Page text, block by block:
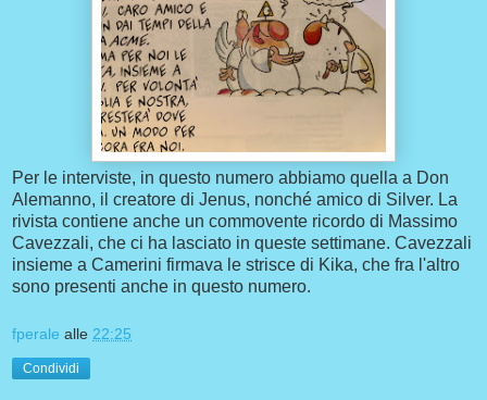
Per le interviste, in questo numero abbiamo quella a Don
Alemanno, il creatore di Jenus, nonché amico di Silver. La
rivista contiene anche un commovente ricordo di Massimo
Cavezzali, che ci ha lasciato in queste settimane. Cavezzali
insieme a Camerini firmava le strisce di Kika, che fra l'altro
sono presenti anche in questo numero.
fperale alle 22:25
Condividi